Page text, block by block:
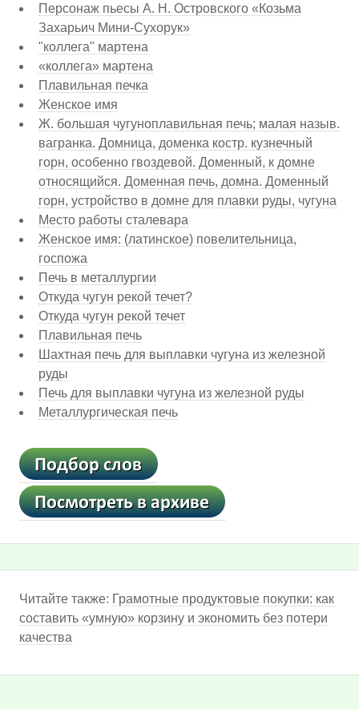
Персонаж пьесы А. Н. Островского «Козьма
Захарьич Мини-Сухорук»
"коллега" мартена
«коллега» мартена
Плавильная печка
Женское имя
Ж. большая чугуноплавильная печь; малая назыв.
вагранка. Домница, доменка костр. кузнечный
горн, особенно гвоздевой. Доменный, к домне
относящийся. Доменная печь, домна. Доменный
горн, устройство в домне для плавки руды, чугуна
Место работы сталевара
Женское имя: (латинское) повелительница,
госпожа
Печь в металлургии
Откуда чугун рекой течет?
Откуда чугун рекой течет
Плавильная печь
Шахтная печь для выплавки чугуна из железной
руды
Печь для выплавки чугуна из железной руды
Металлургическая печь
Читайте также: Грамотные продуктовые покупки: как
составить «умную» корзину и экономить без потери
качества